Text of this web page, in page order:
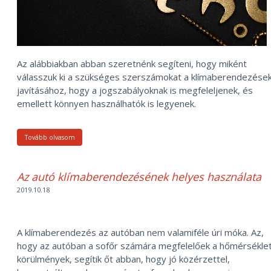
Az alábbiakban abban szeretnénk segíteni, hogy miként
válasszuk ki a szükséges szerszámokat a
javításához, hogy a jogszabályoknak is megfeleljenek, és
emellett könnyen használhatók is legyenek.
Tovább olvasom
Az autó klímaberendezésének helyes használata
2019.10.18
A klímaberendezés az autóban nem valamiféle úri móka. Az,
hogy az autóban a sofőr számára megfelelőek a
körülmények, segítik őt abban, hogy jó közérzettel,